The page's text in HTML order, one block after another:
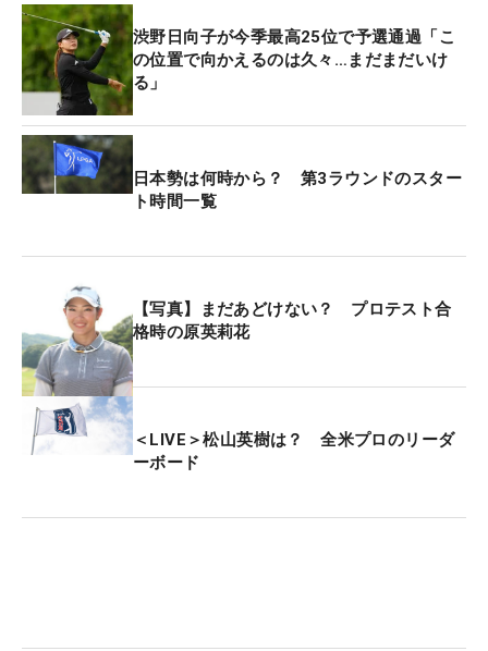
渋野日向子が今季最高25位で予選通過「こ
の位置で向かえるのは久々…まだまだいけ
る」
日本勢は何時から？ 第3ラウンドのスター
ト時間一覧
【写真】まだあどけない？ プロテスト合
格時の原英莉花
＜LIVE＞松山英樹は？ 全米プロのリーダ
ーボード